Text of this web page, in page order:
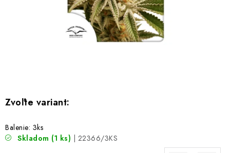
Platba a dodanie
Podmienky ochrany osobných údajov
Obchodné podmienky
Veľkoobchod
Balenie: 3ks
Skladom (1 ks) | 22366/3KS